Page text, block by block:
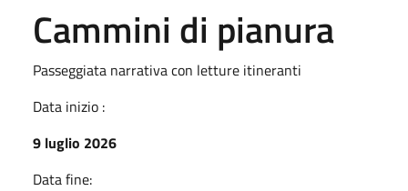
Cammini di pianura
Passeggiata narrativa con letture itineranti
Data inizio :
9 luglio 2026
Data fine: